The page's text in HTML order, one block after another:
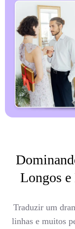
Longos
Traduzir um
linhas e muitos